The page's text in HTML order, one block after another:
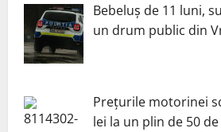
Bebeluș de 11 luni,
un drum public din
Prețurile motorinei
lei la un plin de 50